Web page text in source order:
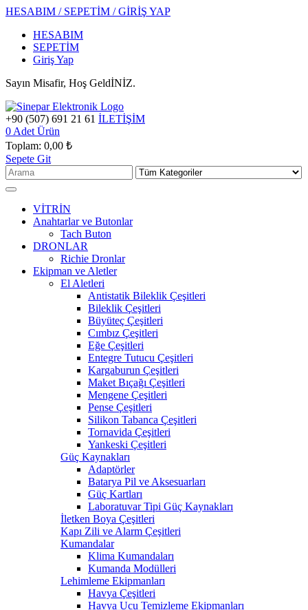
HESABIM / SEPETİM / GİRİŞ YAP
HESABIM
SEPETİM
Giriş Yap
Sayın Misafir, Hoş GeldİNİZ.
+90 (507) 691 21 61 İLETİŞİM
0 Adet Ürün
Toplam: 0,00 ₺
Sepete Git
VİTRİN
Anahtarlar ve Butonlar
Tach Buton
DRONLAR
Richie Dronlar
Ekipman ve Aletler
El Aletleri
Antistatik Bileklik Çeşitleri
Bileklik Çeşitleri
Büyüteç Çeşitleri
Cımbız Çeşitleri
Eğe Çeşitleri
Entegre Tutucu Çeşitleri
Kargaburun Çeşitleri
Maket Bıçağı Çeşitleri
Mengene Çeşitleri
Pense Çeşitleri
Silikon Tabanca Çeşitleri
Tornavida Çeşitleri
Yankeski Çeşitleri
Güç Kaynakları
Adaptörler
Batarya Pil ve Aksesuarları
Güç Kartları
Laboratuvar Tipi Güç Kaynakları
İletken Boya Çeşitleri
Kapı Zili ve Alarm Çeşitleri
Kumandalar
Klima Kumandaları
Kumanda Modülleri
Lehimleme Ekipmanları
Havya Çeşitleri
Havya Ucu Temizleme Ekipmanları